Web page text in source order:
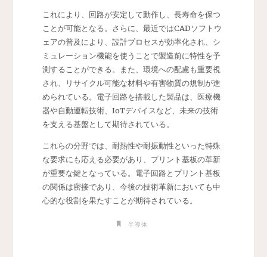
これにより、回路が安定して動作し、長寿命を保つ
ことが可能となる。さらに、最近ではCADソフトウ
ェアの普及により、設計プロセスが効率化され、シ
ミュレーション機能を使うことで製造前に特性を予
測することができる。また、環境への配慮も重要視
され、リサイクル可能な材料や有害物質の規制が進
められている。電子回路を搭載した製品は、医療機
器や自動運転技術、IoTデバイスなど、未来の技術
を支える基盤として期待されている。
これらの分野では、耐熱性や耐振動性といった特殊
な要求にも応える必要があり、プリント基板の革新
が重要な鍵となっている。電子回路とプリント基板
の関係は密接であり、今後の技術革新においても中
心的な役割を果たすことが期待されている。
半導体